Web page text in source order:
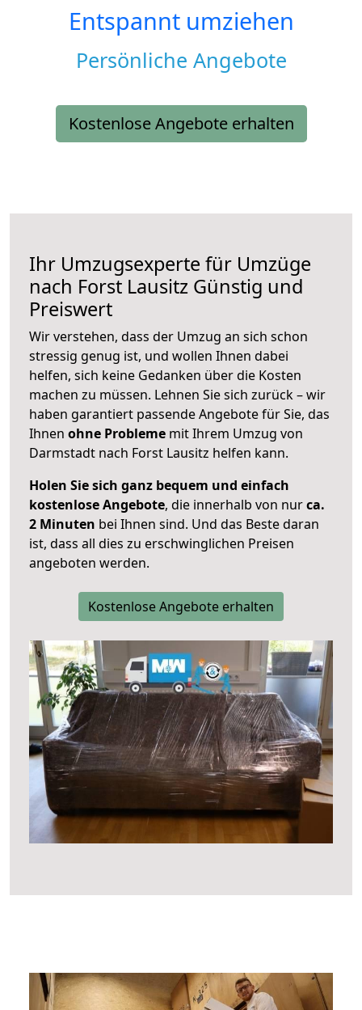
Entspannt umziehen
Persönliche Angebote
Kostenlose Angebote erhalten
Ihr Umzugsexperte für Umzüge
nach Forst Lausitz Günstig und
Preiswert
Wir verstehen, dass der Umzug an sich schon
stressig genug ist, und wollen Ihnen dabei
helfen, sich keine Gedanken über die Kosten
machen zu müssen. Lehnen Sie sich zurück – wir
haben garantiert passende Angebote für Sie, das
Ihnen ohne Probleme mit Ihrem Umzug von
Darmstadt nach Forst Lausitz helfen kann.
Holen Sie sich ganz bequem und einfach
kostenlose Angebote, die innerhalb von nurca.
2 Minuten bei Ihnen sind. Und das Beste daran
ist, dass all dies zu erschwinglichen Preisen
angeboten werden.
Kostenlose Angebote erhalten